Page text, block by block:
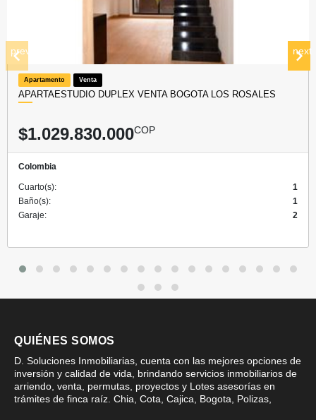
Apartamento Venta
APARTAESTUDIO DUPLEX VENTA BOGOTA LOS ROSALES
$1.029.830.000COP
Colombia
Cuarto(s):
1
Baño(s):
1
Garaje:
2
prev next
QUIÉNES SOMOS
D. Soluciones Inmobiliarias, cuenta con las mejores opciones de
inversión y calidad de vida, brindando servicios inmobiliarios de
arriendo, venta, permutas, proyectos y Lotes asesorías en
trámites de finca raíz. Chia, Cota, Cajica, Bogota, Polizas,